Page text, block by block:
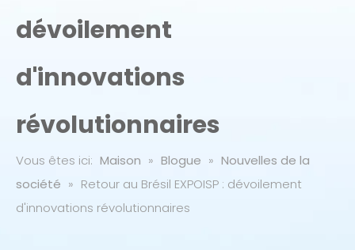
dévoilement
d'innovations
révolutionnaires
Vous êtes ici: Maison » Blogue » Nouvelles de la
société » Retour au Brésil EXPOISP : dévoilement
d'innovations révolutionnaires